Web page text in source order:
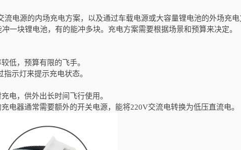
电源的内场充电方案，以及通过车载电源或大容量锂电池的外场充电
一块锂电池，有的能冲多块。充电方案需要根据场景和预算来决定。
低，预算有限的飞手。
示灯来提示充电状态。
电，供外出长时间飞行使用。
电器通常需要额外的开关电源，能将220V交流电转换为低压直流电。